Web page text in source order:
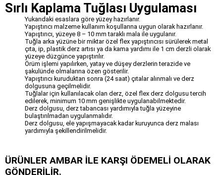
Sırlı Kaplama Tuğlası Uygulaması
Yukarıdaki esaslara göre yüzey hazırlanır.
Yapıştırıcı malzeme kullanım koşullarına uygun olarak hazırlanır.
Yapıştırıcı, yüzeye 8 – 10 mm taraklı mala ile uygulanır.
Tuğla arka yüzüne bir miktar özel flex yapıştırıcısı sürülerek metal
çıta, ip, plastik derz artısı ya da kama yardımı ile 1 cm derzli olarak
yüzeye düzgünce yapıştırılır.
Örüm işlemi yapılırken, yatay ve düşey derzlerin terazide ve
şakulünde olmalarına özen gösterilir.
Yapıştırıcı kuruduktan sonra (24 saat) çıtalar alınmalı ve derz
dolgusuna geçilmelidir.
Tuğlalar için kullanılacak olan derz, özel flex derz dolgusu tercih
edilerek, minimum 10 mm genişlikte uygulanabilmektedir.
Derz dolgusu, derz tabancası yardımıyla tuğla yüzeyine
bulaştırılmadan uygulanmalıdır.
Derz dolgusu, ele yapışmayacak kadar kuruyunca derz malası
yardımıyla şekillendirilmelidir.
ÜRÜNLER AMBAR İLE KARŞI ÖDEMELİ OLARAK
GÖNDERİLİR.